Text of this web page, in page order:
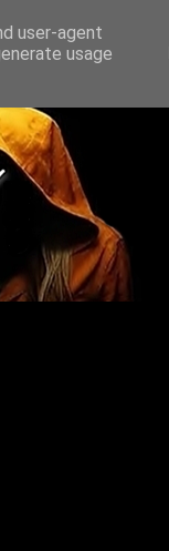
user-agent
usage